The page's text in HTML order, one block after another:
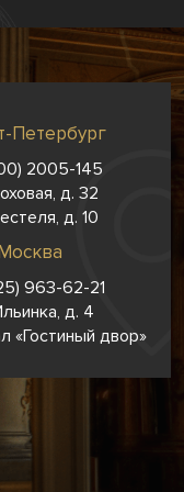
Петербург
2005-145
д. 32
д. 10
963-62-21
д. 4
«Гостиный двор»